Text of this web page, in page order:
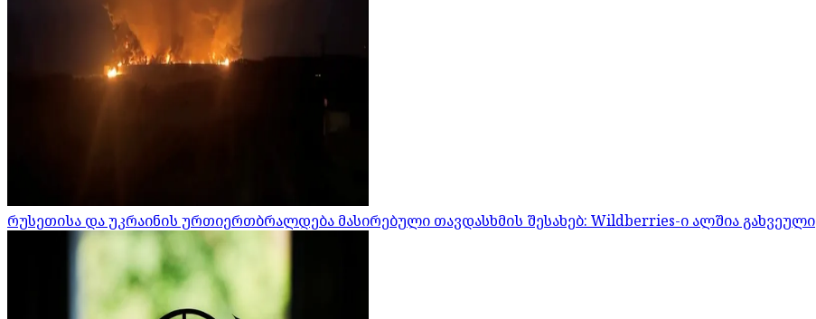
რუსეთისა და უკრაინის ურთიერთბრალდება მასირებული თავდასხმის შესახებ: Wildberries-ი ალშია გახვეული